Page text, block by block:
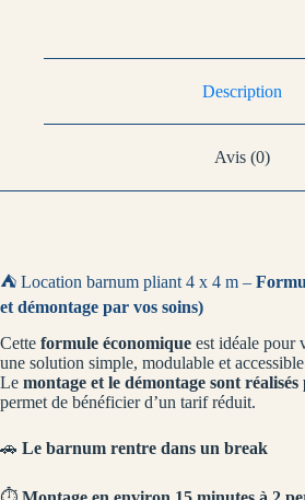
Description
Avis (0)
⛺ Location barnum pliant 4 x 4 m –
et démontage par vos soins)
Cette formule économique est idéale pour
une solution simple, modulable et
Le montage et le démontage sont réalisés
permet de bénéficier d’un tarif réduit.
🚗 Le barnum rentre dans un break